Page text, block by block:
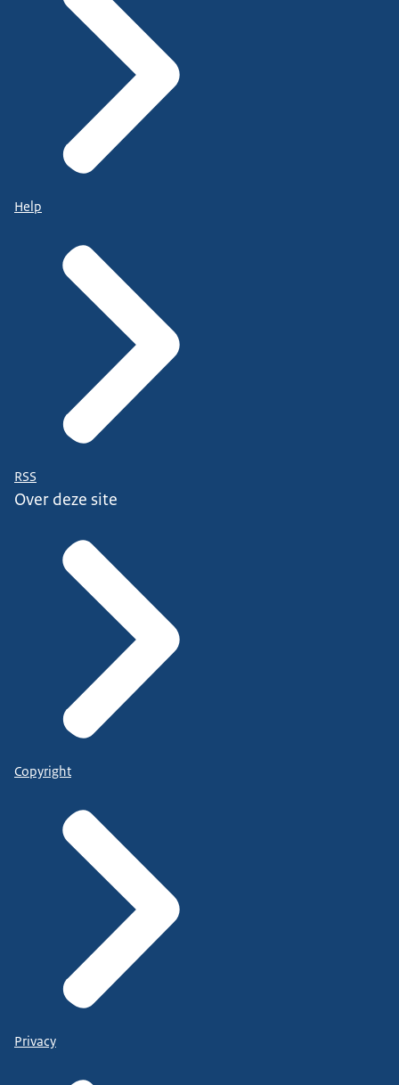
Help
RSS
Over deze site
Copyright
Privacy